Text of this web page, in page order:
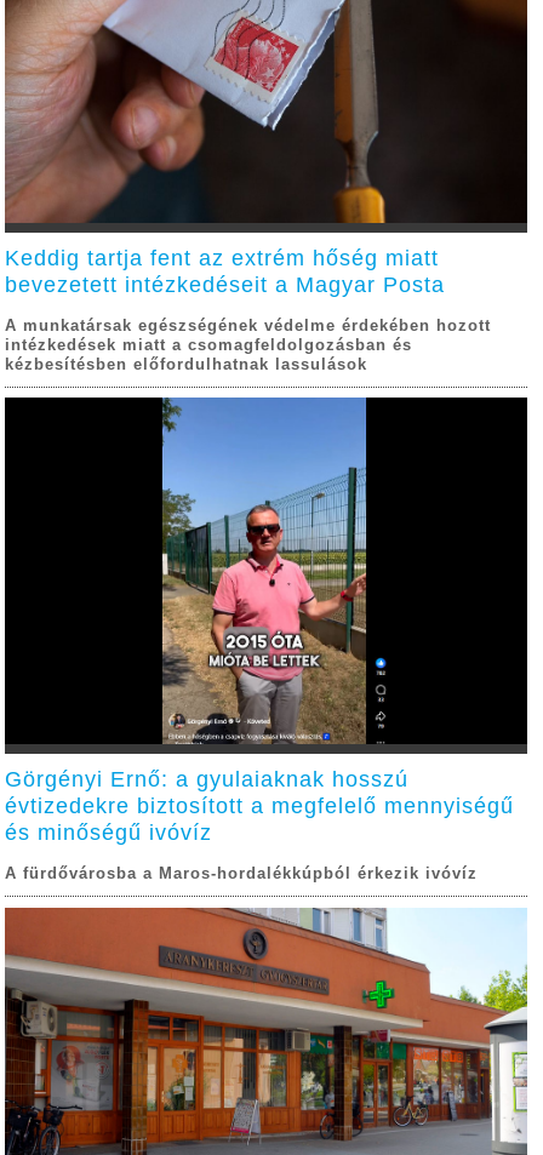
Keddig tartja fent az extrém hőség miatt
bevezetett intézkedéseit a Magyar Posta
A munkatársak egészségének védelme érdekében hozott
intézkedések miatt a csomagfeldolgozásban és
kézbesítésben előfordulhatnak lassulások
Görgényi Ernő: a gyulaiaknak hosszú
évtizedekre biztosított a megfelelő mennyiségű
és minőségű ivóvíz
A fürdővárosba a Maros-hordalékkúpból érkezik ivóvíz